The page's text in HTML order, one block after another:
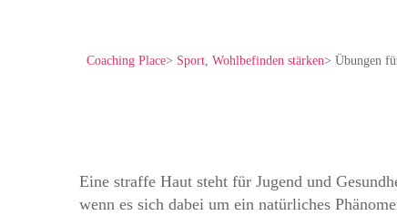
Coaching Place> Sport Wohlbefinden stärken> Übungen
Eine straffe Haut steht für Jugend und
wenn es sich dabei um ein natürliches